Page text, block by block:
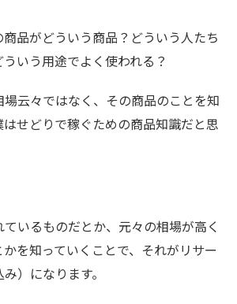
品がどういう商品？どういう人たち
いう用途でよく使われる？
場云々ではなく、その商品のことを知
はせどりで稼ぐための商品知識だと思
いるものだとか、元々の相場が高く
を知っていくことで、それがリサー
）になります。